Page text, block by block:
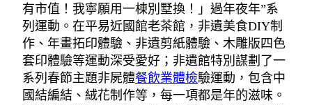
有市值！我寧願用一棟別墅換！」過年夜年”系
列運動。在平易近國館老茶館，非遺美食DIY制
作、年畫拓印體驗、非遺剪紙體驗、木雕版四色
套印體驗等運動深受愛好；非遺館特別謀劃了一
系列春節主題非屍體餐飲業體檢驗運動，包含中
國結編結、絨花制作等，每一項都是年的滋味。